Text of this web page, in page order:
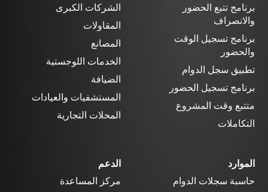
برنامج تتبع الحضور
والانصراف
برنامج تسجيل الوقت
والحضور
تطبيق سجل الدوام
برنامج تسجيل الحضور
متتبع وقت المشروع
التكاملات
الشركات الكبرى
المقاولات
المصانع
الخدمات اللوجستية
الضيافة
المستشفيات والعيادات
المحلات التجارية
الموارد
حاسبة سجلات الدوام
الدعم
مركز المساعدة